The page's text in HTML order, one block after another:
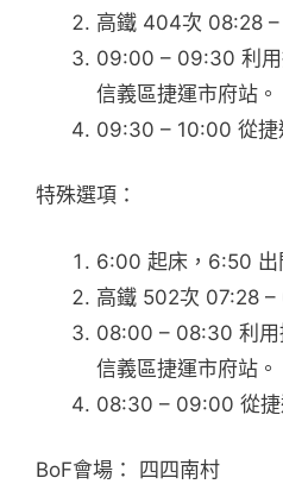
高鐵 404次 08:28
09:00 – 09:30 利用
信義區捷運市府站。
09:30 – 10:00 從捷
特殊選項：
6:00 起床，6:50 出
高鐵 502次 07:28
08:00 – 08:30 利用
信義區捷運市府站。
08:30 – 09:00 從捷
BoF會場： 四四南村